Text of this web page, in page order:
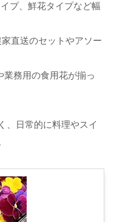
プ、鮮花タイプなど幅
直送のセットやアソー
務用の食用花が揃っ
、日常的に料理やスイ